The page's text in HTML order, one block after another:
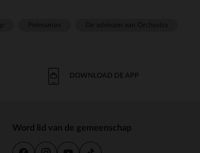
DOWNLOAD DE APP
Word lid van de gemeenschap